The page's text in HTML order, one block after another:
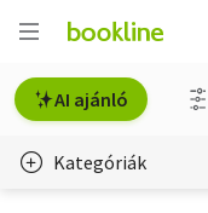
AI ajánló
Kategóriák